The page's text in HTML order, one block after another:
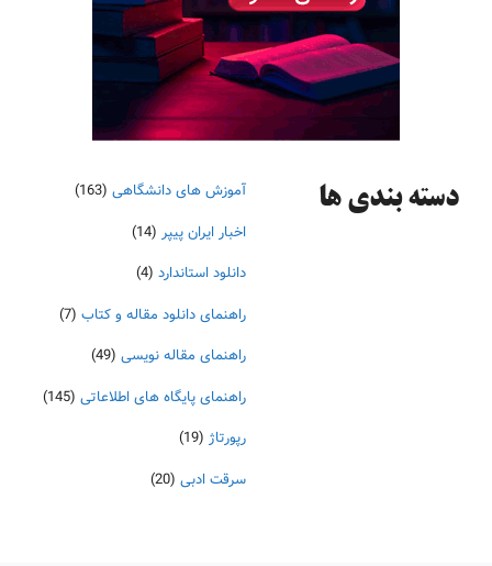
دسته‌ بندی ها آموزش های دانشگاهی (163)
اخبار ایران پیپر (14)
دانلود استاندارد (4)
راهنمای دانلود مقاله و کتاب (7)
راهنمای مقاله نویسی (49)
راهنمای پایگاه های اطلاعاتی (145)
رپورتاژ (19)
سرقت ادبی (20)